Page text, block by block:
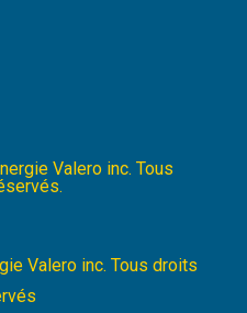
Energie
Valero
Valero inc. Tous
Valero inc. Tous droits